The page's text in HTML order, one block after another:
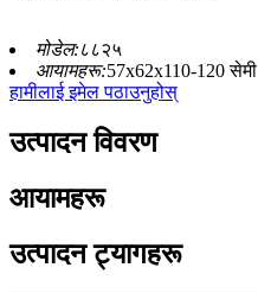
मोडेल:८८२५
आयामहरू:57x62x110-120 सेमी
हामीलाई इमेल पठाउनुहोस्
उत्पादन विवरण
आयामहरू
उत्पादन ट्यागहरू